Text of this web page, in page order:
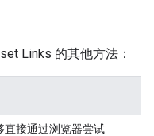
Links 的其他方法：
直接通过浏览器尝试